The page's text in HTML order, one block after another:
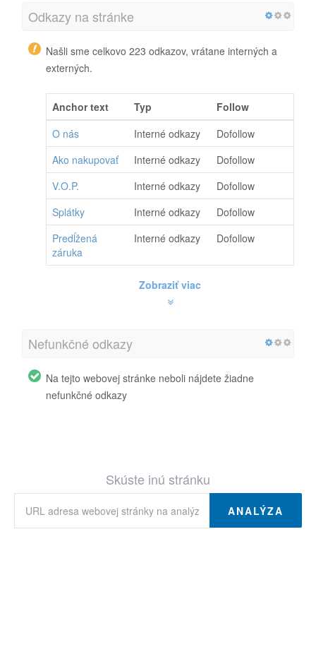
Odkazy na stránke
Našli sme celkovo 223 odkazov, vrátane interných a
externých.
Anchor text Typ
Follow
O nás
Interné odkazy
Dofollow
Ako nakupovať
Interné odkazy
Dofollow
V.O.P.
Interné odkazy
Dofollow
Splátky
Interné odkazy
Dofollow
Predĺžená
záruka
Interné odkazy Dofollow
Zobraziť viac
Nefunkčné odkazy
Na tejto webovej stránke neboli nájdete žiadne
nefunkčné odkazy
Skúste inú stránku
ANALÝZA